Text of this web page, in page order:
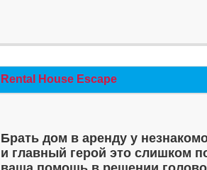
Rental House Escape
Брать дом в аренду у
и главный герой это слишком